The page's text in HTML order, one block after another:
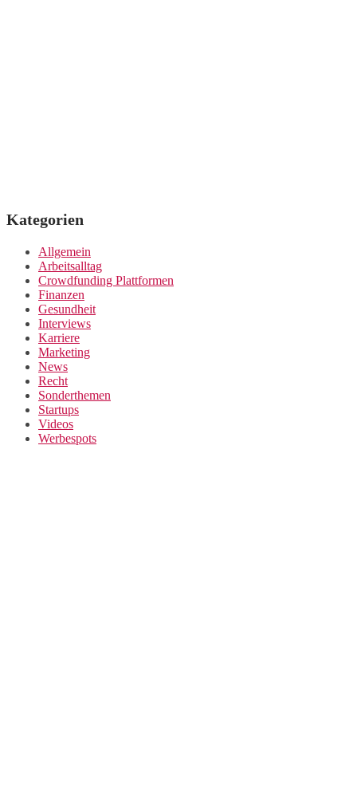
Kategorien
Allgemein
Arbeitsalltag
Crowdfunding Plattformen
Finanzen
Gesundheit
Interviews
Karriere
Marketing
News
Recht
Sonderthemen
Startups
Videos
Werbespots